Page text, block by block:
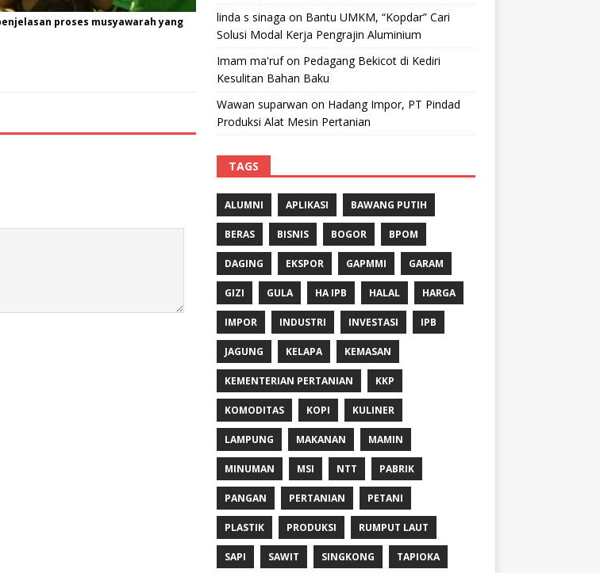
proses musyawarah yang
linda s sinaga on Bantu UMKM, “Kopdar” Cari
Solusi Modal Kerja Pengrajin Aluminium
Imam ma'rufon Pedagang Bekicot di Kediri
Kesulitan Bahan Baku
Wawan suparwan on Hadang Impor, PT Pindad
Produksi Alat Mesin Pertanian
TAGS
ALUMNI APLIKASI BAWANG PUTIH
BERAS BISNIS BOGOR BPOM
DAGING EKSPOR GAPMMI GARAM
GIZI GULA HA IPB HALAL HARGA
IMPOR INDUSTRI INVESTASI IPB
JAGUNG KELAPA KEMASAN
KEMENTERIAN PERTANIAN KKP
KOMODITAS KOPI KULINER
LAMPUNG MAKANAN MAMIN
MINUMAN MSI NTT PABRIK
PANGAN PERTANIAN PETANI
PLASTIK PRODUKSI RUMPUT LAUT
SAPI SAWIT SINGKONG TAPIOKA